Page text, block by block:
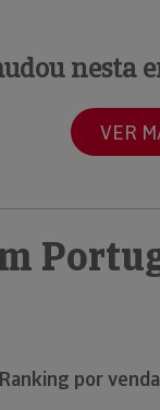
nesta
VER
Ranking por